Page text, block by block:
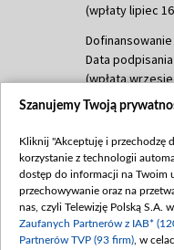
(wpłaty lipiec
Dofinansowanie
Data podpisania
(wpłata
Dofinansowanie
(wpłata
mln, listopad
Dofinansowanie
Data podpisania
(wpłata
Szanujemy Twoją
Kliknij "Akceptuję i przechodzę
korzystanie z technologii
dostęp do informacji na Twoim
przechowywanie oraz na
nas, czyli Telewizję Polską S.A.
Zaufanych Partnerów z IAB*
Partnerów TVP (93 firm) , w